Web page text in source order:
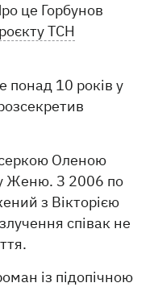
це Горбунов
ТСН
понад 10 років у
Оленою
Женю. З 2006 по
з Вікторією
співак не
із підопічною